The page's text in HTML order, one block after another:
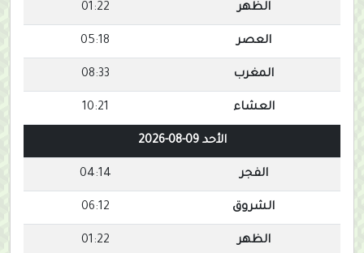
الظهر 01:22
العصر 05:18
المغرب 08:33
العشاء 10:21
الأحد 09-08-2026
الفجر 04:14
الشروق 06:12
الظهر 01:22